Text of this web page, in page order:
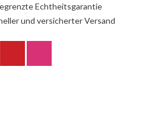
Echtheitsgarantie
und versicherter Versand